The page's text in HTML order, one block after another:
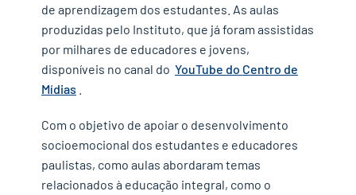
de aprendizagem dos estudantes. As aulas
produzidas pelo Instituto, que já foram assistidas
por milhares de educadores e jovens,
disponíveis no canal do YouTube do Centro de
Mídias
Com o objetivo de apoiar o desenvolvimento
socioemocional dos estudantes e educadores
paulistas, como aulas abordaram temas
relacionados à educação integral, como o